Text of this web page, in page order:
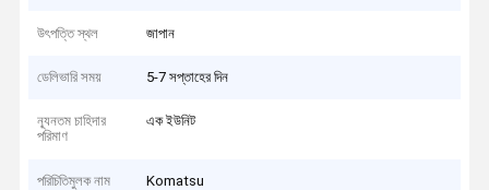
উৎপত্তি স্থল জাপান
ডেলিভারি সময় 5-7 সপ্তাহের দিন
ন্যূনতম চাহিদার
পরিমাণ
এক ইউনিট
পরিচিতিমুলক নাম Komatsu